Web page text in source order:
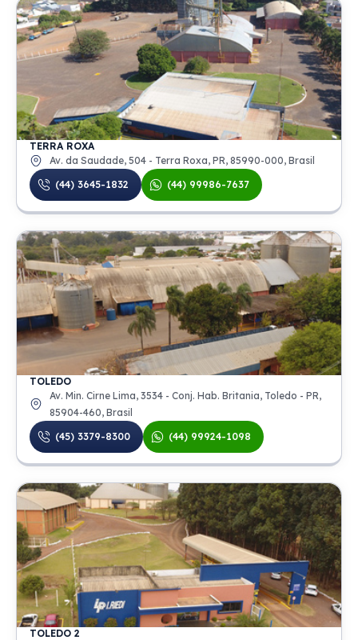
TERRA ROXA
Av. da Saudade, 504 - Terra Roxa, PR, 85990-000, Brasil
(44) 3645-1832
(44) 99986-7637
TOLEDO
Av. Min. Cirne Lima, 3534 - Conj. Hab. Britania, Toledo - PR,
85904-460, Brasil
(45) 3379-8300
(44) 99924-1098
TOLEDO 2